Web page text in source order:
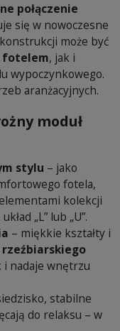
połączenie
się w nowoczesne
może być
fotelem, jak i
wypoczynkowego.
aranżacyjnych.
moduł
stylu – jako
fotela,
kolekcji
„L” lub „U”.
– miękkie kształty i
rzeźbiarskiego
nadaje wnętrzu
stabilne
do relaksu – w